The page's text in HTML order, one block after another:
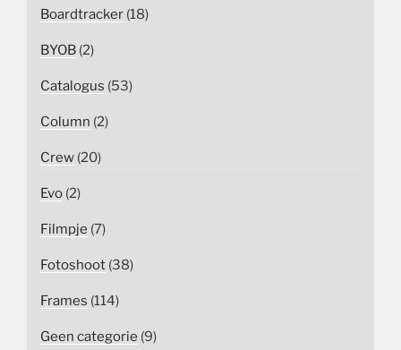
Boardtracker (18)
BYOB (2)
Catalogus (53)
Column (2)
Crew (20)
Evo (2)
Filmpje (7)
Fotoshoot (38)
Frames (114)
Geen categorie (9)